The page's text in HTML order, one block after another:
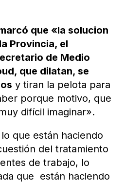
que «la solucion
Provincia, el
de Medio
que dilatan, se
y tiran la pelota para
porque motivo, que
difícil imaginar».
que están haciendo
del tratamiento
de trabajo, lo
que están haciendo